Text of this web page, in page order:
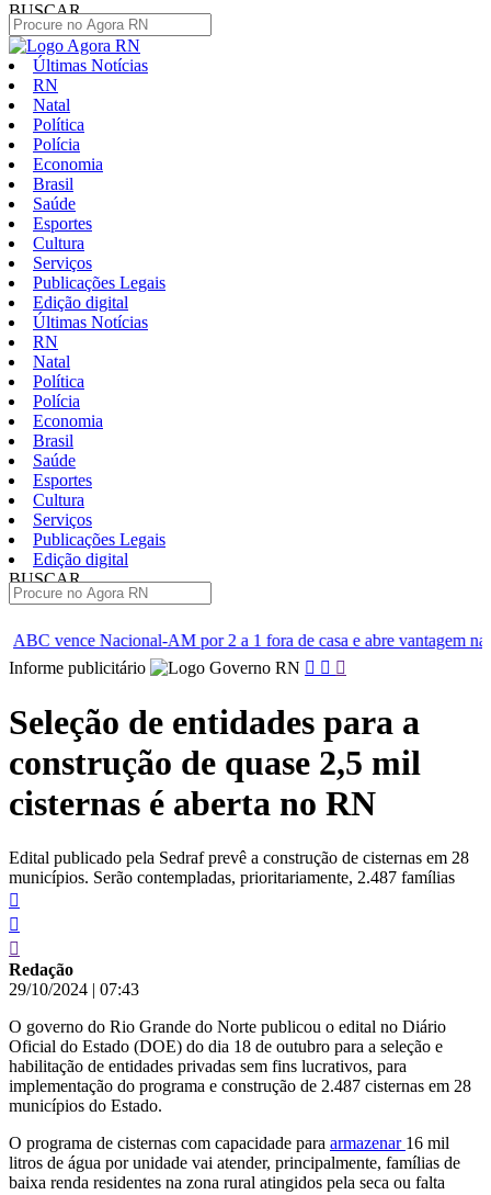
BUSCAR
Últimas Notícias
RN
Natal
Política
Polícia
Economia
Brasil
Saúde
Esportes
Cultura
Serviços
Publicações Legais
Edição digital
Últimas Notícias
RN
Natal
Política
Polícia
Economia
Brasil
Saúde
Esportes
Cultura
Serviços
Publicações Legais
Edição digital
BUSCAR
por 2 a 1 fora de casa e abre vantagem nas quartas
Cine
Pular
conteúdo
Informe publicitário
Seleção de entidades para a
construção de quase 2,5 mil
cisternas é aberta no RN
Edital publicado pela Sedraf prevê a construção de cisternas em 28
municípios. Serão contempladas, prioritariamente, 2.487 famílias
Redação
29/10/2024 | 07:43
O governo do Rio Grande do Norte publicou o edital no Diário
Oficial do Estado (DOE) do dia 18 de outubro para a seleção e
habilitação de entidades privadas sem fins lucrativos, para
implementação do programa e construção de 2.487 cisternas em 28
municípios do Estado.
O programa de cisternas com capacidade para armazenar 16 mil
litros de água por unidade vai atender, principalmente, famílias de
baixa renda residentes na zona rural atingidos pela seca ou falta